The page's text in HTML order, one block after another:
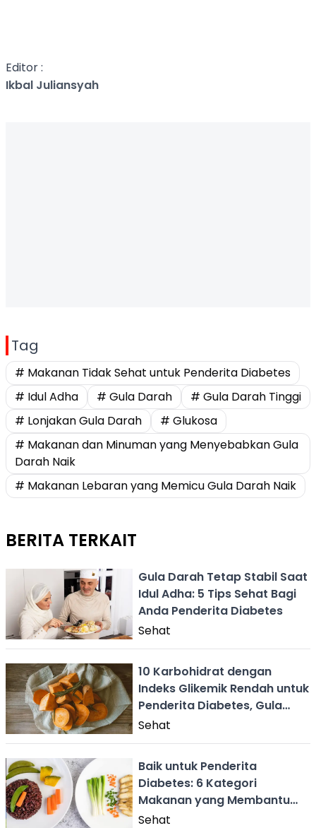
Editor :
Ikbal Juliansyah
Tag
# Makanan Tidak Sehat untuk Penderita Diabetes
# Idul Adha
# Gula Darah
# Gula Darah Tinggi
# Lonjakan Gula Darah
# Glukosa
# Makanan dan Minuman yang Menyebabkan Gula
Darah Naik
# Makanan Lebaran yang Memicu Gula Darah Naik
BERITA TERKAIT
Gula Darah Tetap Stabil Saat
Idul Adha: 5 Tips Sehat Bagi
Anda Penderita Diabetes
Sehat
10 Karbohidrat dengan
Indeks Glikemik Rendah untuk
Penderita Diabetes, Gula
Darah Aman Terkendali
Sehat
Baik untuk Penderita
Diabetes: 6 Kategori
Makanan yang Membantu
Menurunkan Gula Darah
Sehat